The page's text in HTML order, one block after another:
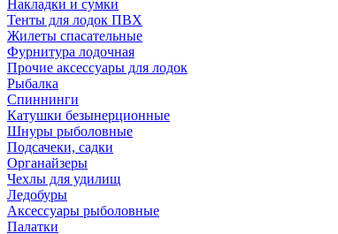
Накладки и сумки
Тенты для лодок ПВХ
Жилеты спасательные
Фурнитура лодочная
Прочие аксессуары для лодок
Рыбалка
Спиннинги
Катушки безынерционные
Шнуры рыболовные
Подсачеки, садки
Органайзеры
Чехлы для удилищ
Ледобуры
Аксессуары рыболовные
Палатки